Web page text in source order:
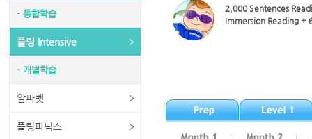
- 틍합학습
플링 Intensive
- 개별학습
알파벳
플링파닉스
2,000 Sentences
Immersion Reading +